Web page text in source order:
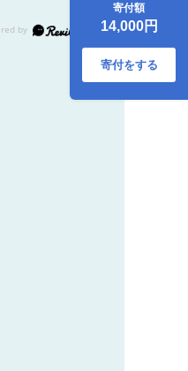
～3か月＞
寄付額
14,000円
寄付をする